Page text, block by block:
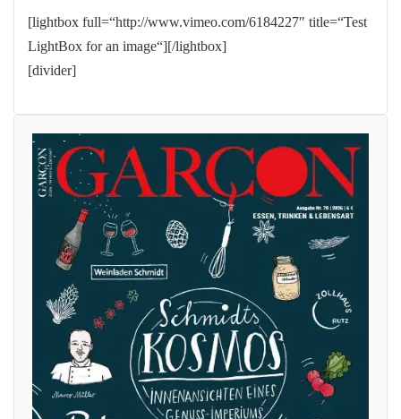
[lightbox full=“http://www.vimeo.com/6184227″ title=“Test
LightBox for an image“][/lightbox]
[divider]